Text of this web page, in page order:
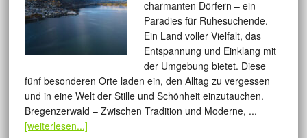
charmanten Dörfern – ein
Paradies für Ruhesuchende.
Ein Land voller Vielfalt, das
Entspannung und Einklang mit
der Umgebung bietet. Diese
fünf besonderen Orte laden ein, den Alltag zu vergessen
und in eine Welt der Stille und Schönheit einzutauchen.
Bregenzerwald – Zwischen Tradition und Moderne, ...
[weiterlesen...]